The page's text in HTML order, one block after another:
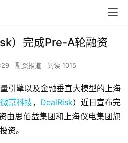
）完成Pre-A轮融资
融资报道 阅读 1015
引擎以及金融垂直大模型的上海
微京科技， DealRisk）近日宣布完
由思佰益集团和上海仪电集团旗
资。